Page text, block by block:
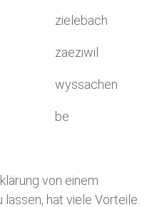
zielebach
zaeziwil
wyssachen
be
von einem
hat viele Vorteile.